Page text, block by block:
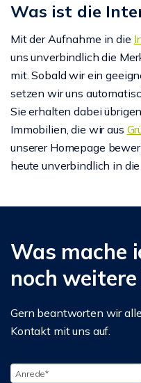
Was ist die
Mit der Aufnahme in die
uns unverbindlich die
mit. Sobald wir ein
setzen wir uns
Sie erhalten dabei
Immobilien, die wir aus
unserer Homepage
heute unverbindlich in
Was mache
noch
Gern beantworten wir
Kontakt mit uns auf.